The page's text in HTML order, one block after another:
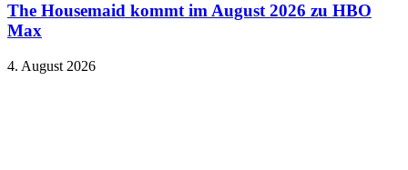
The Housemaid kommt im August 2026 zu HBO
Max
4. August 2026